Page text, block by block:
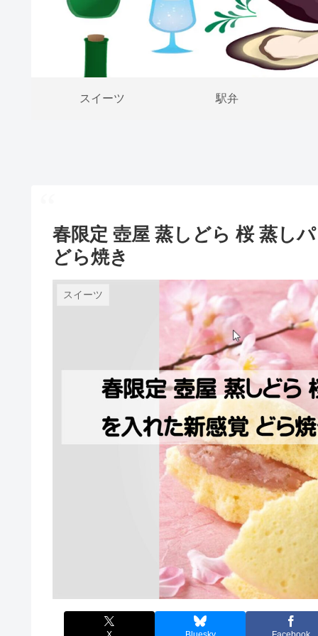
スイーツ 駅弁
春限定 壺屋 蒸しどら 桜 蒸し
どら焼き
スイーツ